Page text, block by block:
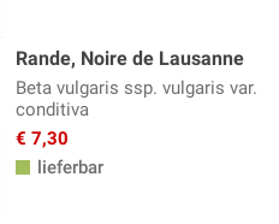
Rande, Noire de Lausanne
Beta vulgaris ssp. vulgaris var.
conditiva
€ 7,30
lieferbar